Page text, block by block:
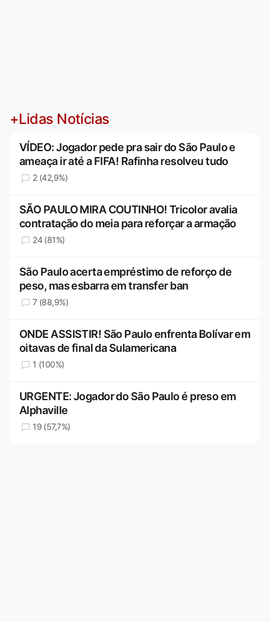
+Lidas Notícias
VÍDEO: Jogador pede pra sair do São Paulo e
ameaça ir até a FIFA! Rafinha resolveu tudo
2 (42,9%)
SÃO PAULO MIRA COUTINHO! Tricolor avalia
contratação do meia para reforçar a armação
24 (81%)
São Paulo acerta empréstimo de reforço de
peso, mas esbarra em transfer ban
7 (88,9%)
ONDE ASSISTIR! São Paulo enfrenta Bolívar em
oitavas de final da Sulamericana
1 (100%)
URGENTE: Jogador do São Paulo é preso em
Alphaville
19 (57,7%)